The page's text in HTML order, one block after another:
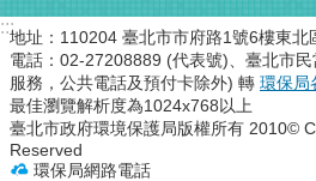
:::地址：110204 臺北市市府路1號6樓東北
電話：02-27208889 (代表號)、臺北市民
服務，公共電話及預付卡除外) 轉 環保局
最佳瀏覽解析度為1024x768以上
臺北市政府環境保護局版權所有 2010©
Reserved
環保局網路電話